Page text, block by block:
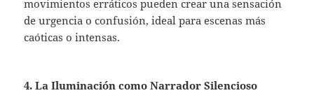
movimientos erráticos pueden crear una sensación
de urgencia o confusión, ideal para escenas más
caóticas o intensas.
4. La Iluminación como Narrador Silencioso